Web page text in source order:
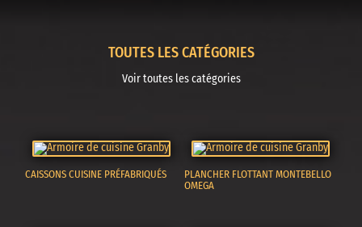
TOUTES LES CATÉGORIES
Voir toutes les catégories
CAISSONS CUISINE PRÉFABRIQUÉS
PLANCHER FLOTTANT MONTEBELLO
OMEGA